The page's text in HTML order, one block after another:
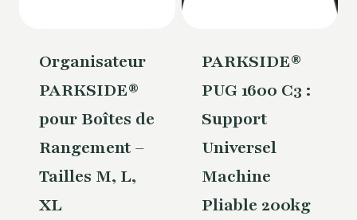
Organisateur
PARKSIDE®
pour Boîtes de
Rangement –
Tailles M, L,
XL
PARKSIDE®
PUG 1600 C3 :
Support
Universel
Machine
Pliable 200kg